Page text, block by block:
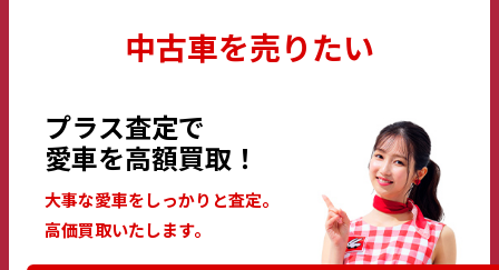
中古車を売りたい
プラス査定で
愛車を高額買取！
大事な愛車をしっかりと査定。
高価買取いたします。